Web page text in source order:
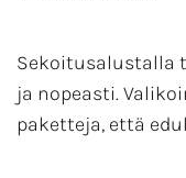
Sekoitusalustalla
ja nopeasti.
paketteja, että